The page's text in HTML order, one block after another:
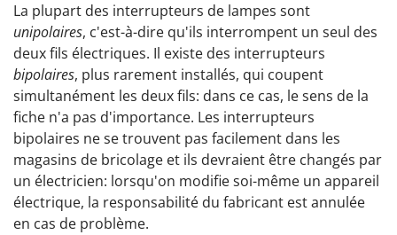
La plupart des interrupteurs de lampes sont
unipolaires, c'est-à-dire qu'ils interrompent un seul des
deux fils électriques. Il existe des interrupteurs
bipolaires, plus rarement installés, qui coupent
simultanément les deux fils: dans ce cas, le sens de la
fiche n'a pas d'importance. Les interrupteurs
bipolaires ne se trouvent pas facilement dans les
magasins de bricolage et ils devraient être changés par
un électricien: lorsqu'on modifie soi-même un appareil
électrique, la responsabilité du fabricant est annulée
en cas de problème.